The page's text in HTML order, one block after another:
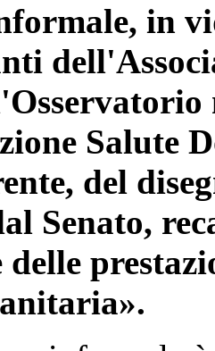
in
Salute
del
Senato,
delle